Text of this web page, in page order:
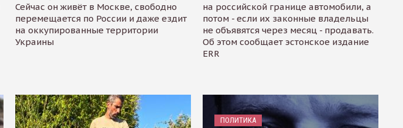
Сейчас он живёт в Москве, свободно
перемещается по России и даже ездит
на оккупированные территории
Украины
на российской границе автомобили, а
потом - если их законные владельцы
не объявятся через месяц - продавать.
Об этом сообщает эстонское издание
ERR
ПОЛИТИКА